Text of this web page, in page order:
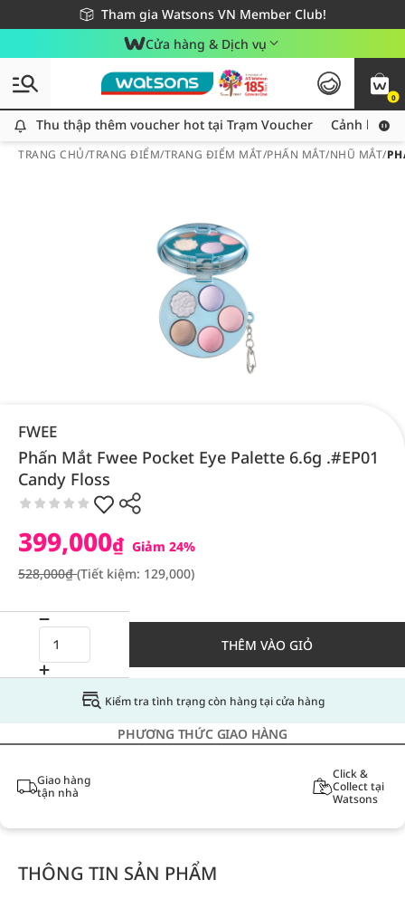
Tham gia Watsons VN Member Club!
Miễn phí giao hàng cho đơn hàng từ 249,000Đ
Giao hàng nhanh 24h - Áp dụng khu vực TP. Hồ Chí Minh
Cửa hàng & Dịch vụ
0
Thu thập thêm voucher hot tại Trạm Voucher
Thu thập thêm voucher hot tại Trạm Voucher Cảnh báo
TRANG CHỦ/TRANG ĐIỂM/TRANG ĐIỂM MẮT/PHẤN MẮT/NHŨ MẮT/
FWEE
Phấn Mắt Fwee Pocket Eye Palette 6.6g .#EP01
Candy Floss
399,000₫ Giảm 24%
528,000₫(Tiết kiệm: 129,000)
THÊM VÀO GIỎ
Kiểm tra tình trạng còn hàng tại cửa hàng
PHƯƠNG THỨC GIAO HÀNG
Giao hàng
tận nhà
Click &
Collect tại
Watsons
THÔNG TIN SẢN PHẨM